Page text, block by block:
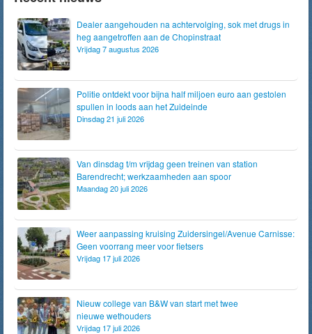
Dealer aangehouden na achtervolging, sok met drugs in
heg aangetroffen aan de Chopinstraat
Vrijdag 7 augustus 2026
Politie ontdekt voor bijna half miljoen euro aan gestolen
spullen in loods aan het Zuideinde
Dinsdag 21 juli 2026
Van dinsdag t/m vrijdag geen treinen van station
Barendrecht; werkzaamheden aan spoor
Maandag 20 juli 2026
Weer aanpassing kruising Zuidersingel/Avenue Carnisse:
Geen voorrang meer voor fietsers
Vrijdag 17 juli 2026
Nieuw college van B&W van start met twee
nieuwe wethouders
Vrijdag 17 juli 2026